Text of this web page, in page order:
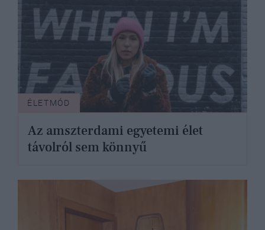
ÉLETMÓD
Az amszterdami egyetemi élet
távolról sem könnyű